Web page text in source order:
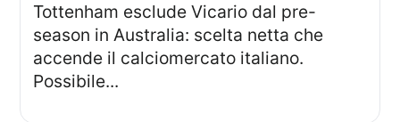
Tottenham esclude Vicario dal pre-
season in Australia: scelta netta che
accende il calciomercato italiano.
Possibile...